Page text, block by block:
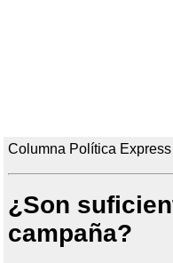
Columna Política Express
¿Son
campaña?